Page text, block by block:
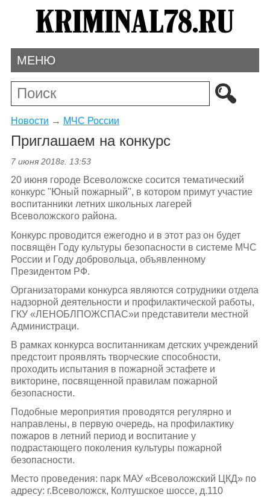
МЕНЮ
Новости → МЧС России
Приглашаем на конкурс
7 июня 2018г. 13:53
20 июня городе Всеволожске сосится тематический
конкурс "Юный пожарный", в котором примут участие
воспитанники летних школьных лагерей
Всеволожского района.
Конкурс проводится ежегодно и в этот раз он будет
посвящён Году культуры безопасности в системе МЧС
России и Году добровольца, объявленному
Президентом РФ.
Организаторами конкурса являются сотрудники отдела
надзорной деятельности и профилактической работы,
ГКУ «ЛЕНОБЛПОЖСПАС»и представители местной
Администраци.
В рамках конкурса воспитанникам детских учреждений
предстоит проявлять творческие способности,
проходить испытания в пожарной эстафете и
викторине, посвященной правилам пожарной
безопасности.
Подобные мероприятия проводятся регулярно и
направлены, в первую очередь, на профилактику
пожаров в летний период и воспитание у
подрастающего поколения культуры пожарной
безопасности.
Место проведения: парк МАУ «Всеволожский ЦКД» по
адресу: г.Всеволожск, Колтушское шоссе, д.110